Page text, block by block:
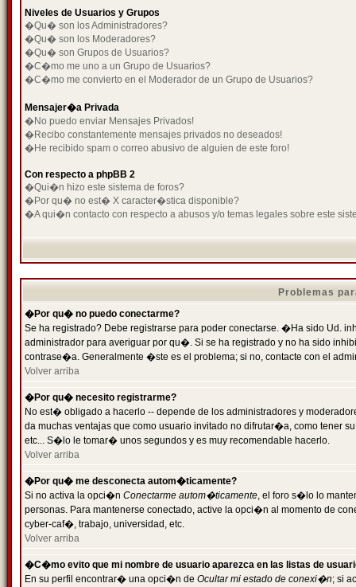
Niveles de Usuarios y Grupos
�Qu� son los Administradores?
�Qu� son los Moderadores?
�Qu� son Grupos de Usuarios?
�C�mo me uno a un Grupo de Usuarios?
�C�mo me convierto en el Moderador de un Grupo de Usuarios?
Mensajer�a Privada
�No puedo enviar Mensajes Privados!
�Recibo constantemente mensajes privados no deseados!
�He recibido spam o correo abusivo de alguien de este foro!
Con respecto a phpBB 2
�Qui�n hizo este sistema de foros?
�Por qu� no est� X caracter�stica disponible?
�A qui�n contacto con respecto a abusos y/o temas legales sobre este
Problemas
�Por qu� no puedo conectarme?
Se ha registrado? Debe registrarse para poder conectarse. �Ha sido Ud.
administrador para averiguar por qu�. Si se ha registrado y no ha sido
contrase�a. Generalmente �ste es el problema; si no, contacte con el
Volver arriba
�Por qu� necesito registrarme?
No est� obligado a hacerlo -- depende de los administradores y
da muchas ventajas que como usuario invitado no difrutar�a, como tener
etc... S�lo le tomar� unos segundos y es muy recomendable hacerlo.
Volver arriba
�Por qu� me desconecta autom�ticamente?
Si no activa la opci�n Conectarme autom�ticamente, el foro s�lo lo
personas. Para mantenerse conectado, active la opci�n al momento de
cyber-caf�, trabajo, universidad, etc.
Volver arriba
�C�mo evito que mi nombre de usuario aparezca en las listas de
En su perfil encontrar� una opci�n de Ocultar mi estado de conexi�n; si